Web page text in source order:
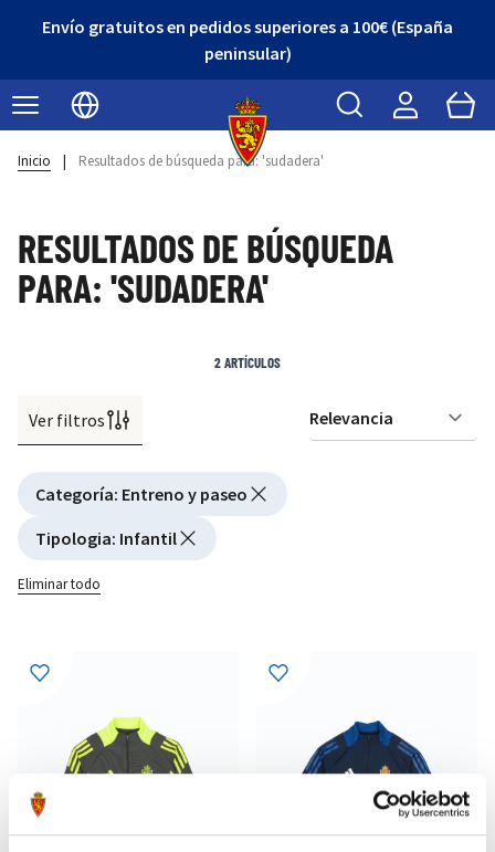
Envío gratuitos en pedidos superiores a 100€ (España
peninsular)
Seleccionar idioma
Buscar Cart
Inicio | Resultados de búsqueda para: 'sudadera'
RESULTADOS DE BÚSQUEDA
PARA: 'SUDADERA'
Ver filtros
Active filtering
Categoría: Entreno y paseo
Tipologia: Infantil
Eliminar todo
2ARTÍCULOS